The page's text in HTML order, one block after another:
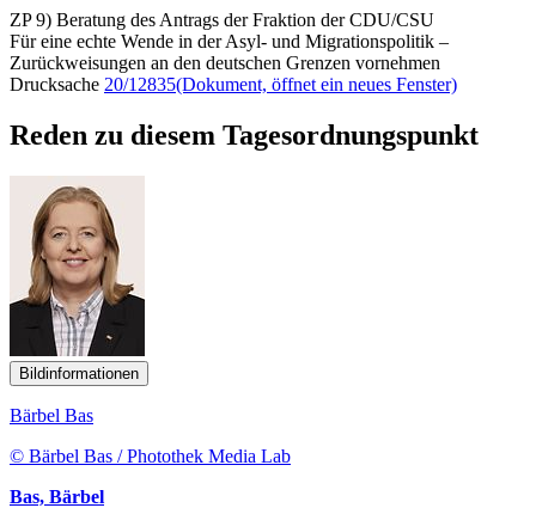
ZP 9) Beratung des Antrags der Fraktion der CDU/CSU
Für eine echte Wende in der Asyl- und Migrationspolitik –
Zurückweisungen an den deutschen Grenzen vornehmen
Drucksache 20/12835(Dokument, öffnet ein neues Fenster)
Reden zu diesem Tagesordnungspunkt
Bildinformationen
Bärbel Bas
© Bärbel Bas / Photothek Media Lab
Bas, Bärbel